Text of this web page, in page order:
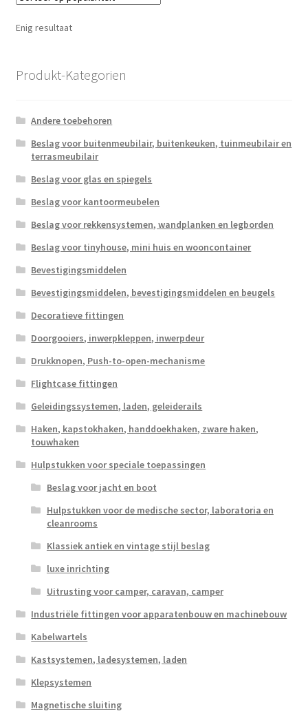
Enig resultaat
Produkt-Kategorien
Andere toebehoren
Beslag voor buitenmeubilair, buitenkeuken, tuinmeubilair en
terrasmeubilair
Beslag voor glas en spiegels
Beslag voor kantoormeubelen
Beslag voor rekkensystemen, wandplanken en legborden
Beslag voor tinyhouse, mini huis en wooncontainer
Bevestigingsmiddelen
Bevestigingsmiddelen, bevestigingsmiddelen en beugels
Decoratieve fittingen
Doorgooiers, inwerpkleppen, inwerpdeur
Drukknopen, Push-to-open-mechanisme
Flightcase fittingen
Geleidingssystemen, laden, geleiderails
Haken, kapstokhaken, handdoekhaken, zware haken,
touwhaken
Hulpstukken voor speciale toepassingen
Beslag voor jacht en boot
Hulpstukken voor de medische sector, laboratoria en
cleanrooms
Klassiek antiek en vintage stijl beslag
luxe inrichting
Uitrusting voor camper, caravan, camper
Industriële fittingen voor apparatenbouw en machinebouw
Kabelwartels
Kastsystemen, ladesystemen, laden
Klepsystemen
Magnetische sluiting